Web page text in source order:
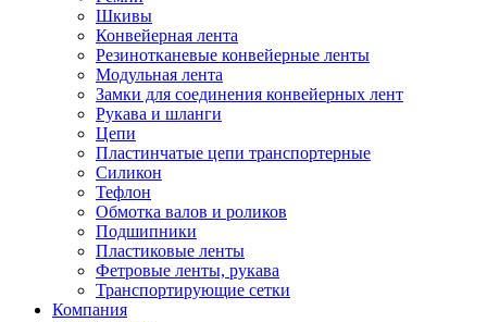
Шкивы
Конвейерная лента
Резинотканевые конвейерные ленты
Модульная лента
Замки для соединения конвейерных лент
Рукава и шланги
Цепи
Пластинчатые цепи транспортерные
Силикон
Тефлон
Обмотка валов и роликов
Подшипники
Пластиковые ленты
Фетровые ленты, рукава
Транспортирующие сетки
Компания